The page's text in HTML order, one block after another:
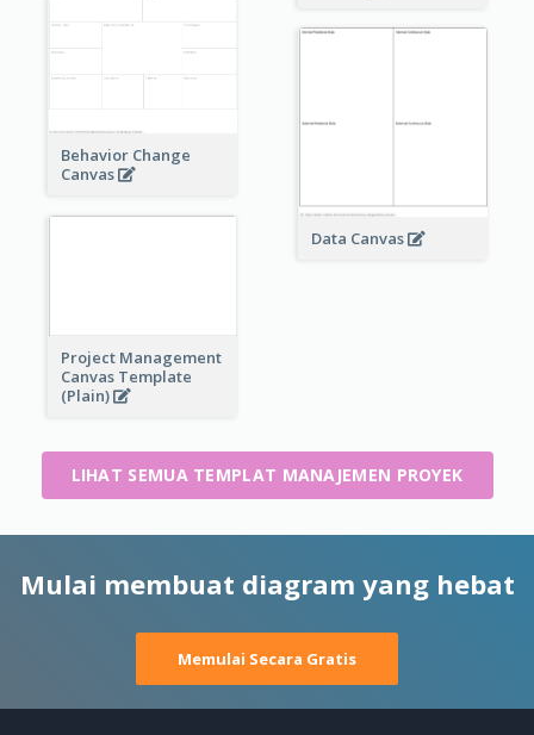
Behavior Change
Canvas
Data Canvas
Project Management
Canvas Template
(Plain)
LIHAT SEMUA TEMPLAT MANAJEMEN PROYEK
Mulai membuat diagram yang hebat
Memulai Secara Gratis